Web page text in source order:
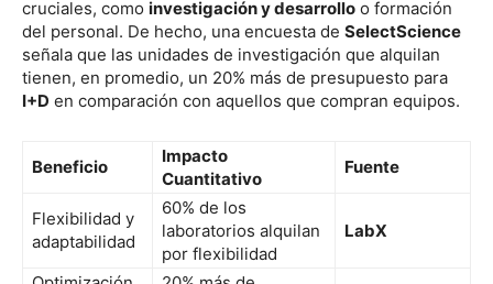
cruciales, como investigación y desarrollo o formación
del personal. De hecho, una encuesta de SelectScience
señala que las unidades de investigación que alquilan
tienen, en promedio, un 20% más de presupuesto para
I+D en comparación con aquellos que compran equipos.
Beneficio
Impacto
Cuantitativo
Fuente
Flexibilidad y
adaptabilidad
60% de los
laboratorios alquilan
por flexibilidad
LabX